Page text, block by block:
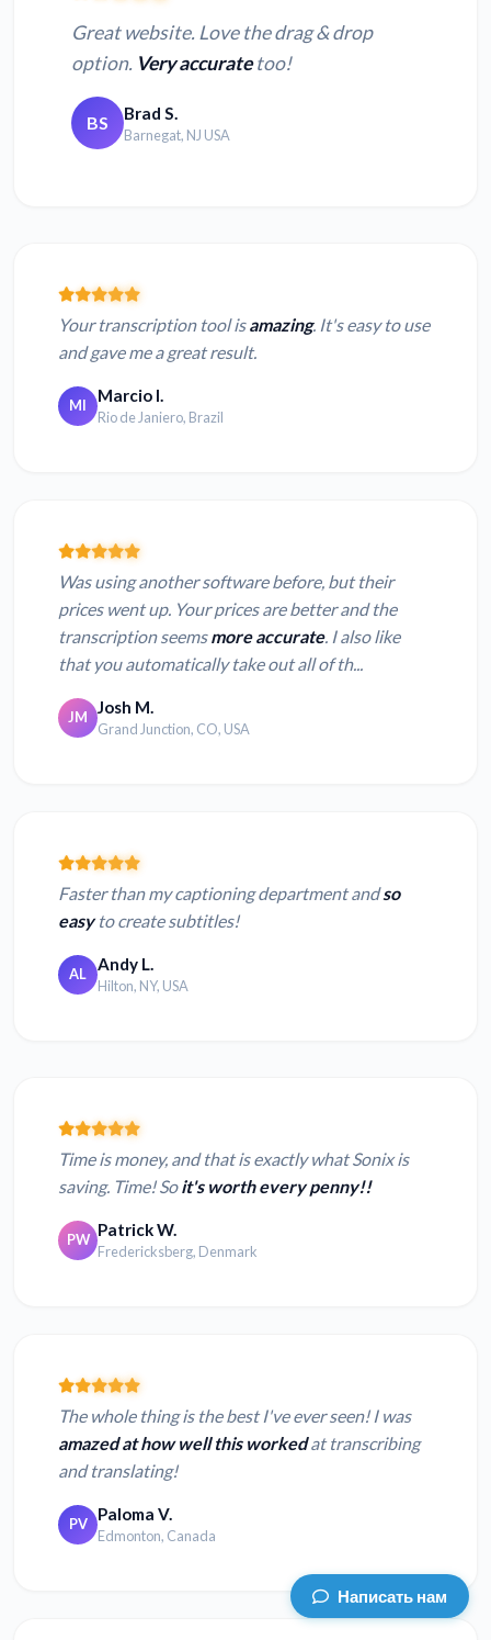
Great website. Love the drag & drop
option. Very accuratetoo!
BS Brad S.
Barnegat, NJ USA
Your transcription tool isamazing. It's easy to use
and gave me a great result.
MI Marcio I.
Rio de Janiero, Brazil
Was using another software before, but their
prices went up. Your prices are better and the
transcription seemsmore accurate. I also like
that you automatically take out all of th...
JM Josh M.
Grand Junction, CO, USA
Faster than my captioning department andso
easyto create subtitles!
AL Andy L.
Hilton, NY, USA
Time is money, and that is exactly what Sonix is
saving. Time! Soit's worth every penny!!
PW Patrick W.
Fredericksberg, Denmark
The whole thing is the best I've ever seen! I was
amazed at how well this workedat transcribing
and translating!
PV Paloma V.
Edmonton, Canada
Написать нам